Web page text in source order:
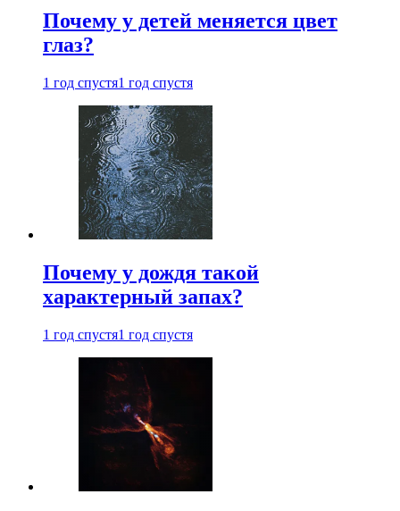
Почему у детей меняется цвет
глаз?
1 год спустя1 год спустя
Почему у дождя такой
характерный запах?
1 год спустя1 год спустя